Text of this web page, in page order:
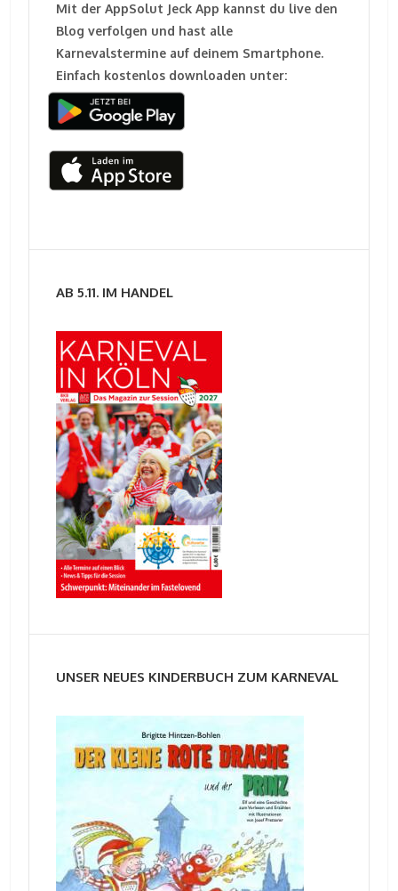
Mit der AppSolut Jeck App kannst du live den
Blog verfolgen und hast alle
Karnevalstermine auf deinem Smartphone.
Einfach kostenlos downloaden unter:
AB 5.11. IM HANDEL
UNSER NEUES KINDERBUCH ZUM KARNEVAL